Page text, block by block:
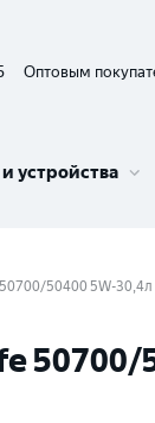
Оптовым
устройства
50400 5W-30,4л
50700/